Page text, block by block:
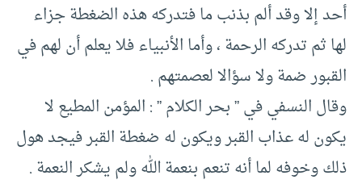
أحد إلا وقد ألم بذنب ما فتدركه هذه الضغطة جزاء
لها ثم تدركه الرحمة ، وأما الأنبياء فلا يعلم أن لهم في
القبور ضمة ولا سؤالا لعصمتهم .
وقال النسفي في ” بحر الكلام ” : المؤمن المطيع لا
يكون له عذاب القبر ويكون له ضغطة القبر فيجد هول
ذلك وخوفه لما أنه تنعم بنعمة الله ولم يشكر النعمة .